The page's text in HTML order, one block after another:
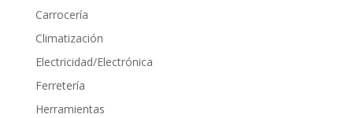
Carrocería
Climatización
Electricidad/Electrónica
Ferretería
Herramientas